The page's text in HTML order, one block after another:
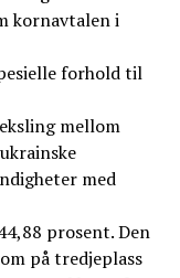
kornavtalen i
forhold til
mellom
med
prosent. Den
på tredjeplass